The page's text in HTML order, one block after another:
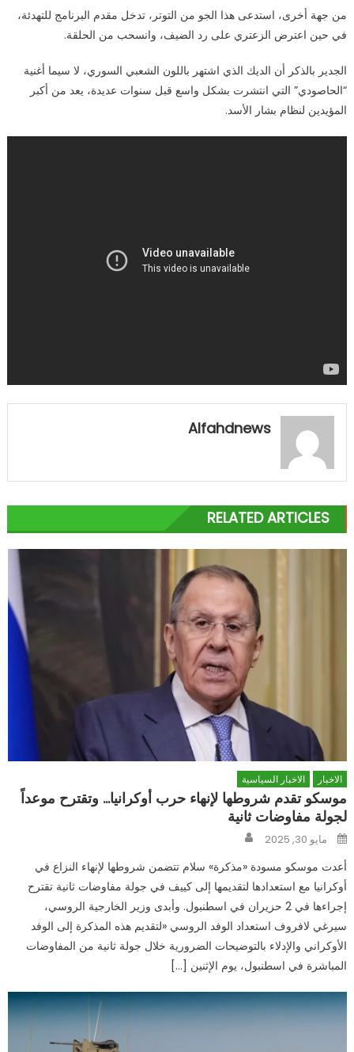
الأسد”
مغلقة
من جهة أخرى، استدعى هذا الجو من التوتر، تدخل مقدم البرنامج للتهدئة،
في حين اعترض الزعتري على رد الضيف، وانسحب من الحلقة.
الجدير بالذكر أن الديك الذي اشتهر باللون الشعبي السوري، لا سيما أغنية
“الحاصودي” التي انتشرت بشكل واسع قبل سنوات عديدة، يعد من أكبر
المؤيدين لنظام بشار الأسد.
Alfahdnews
RELATED ARTICLES
الاخبار الاخبار السياسية
موسكو تقدم شروطها لإنهاء حرب أوكرانيا… وتقترح موعداً
لجولة مفاوضات ثانية
Posted
onمايو 30, 2025
أعدت موسكو مسودة «مذكرة» سلام تتضمن شروطها لإنهاء النزاع في
أوكرانيا مع استعدادها لتقديمها إلى كييف في جولة مفاوضات ثانية تقترح
إجراءها في 2 حزيران في اسطنبول. وأبدى وزير الخارجية الروسي،
سيرغي لافروف استعداد الوفد الروسي «لتقديم هذه المذكرة إلى الوفد
الأوكراني والإدلاء بالتوضيحات الضرورية خلال جولة ثانية من المفاوضات
المباشرة في اسطنبول، يوم الإثنين […]